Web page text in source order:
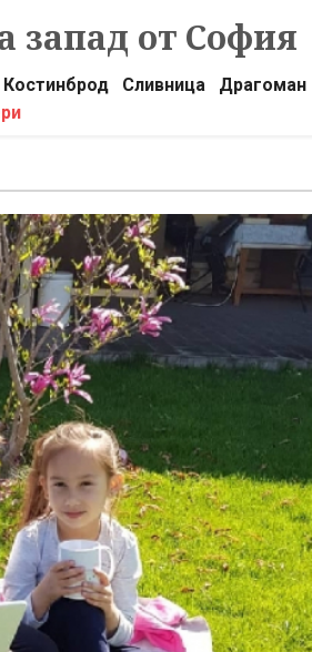
запад от София
Костинброд Сливница Драгоман